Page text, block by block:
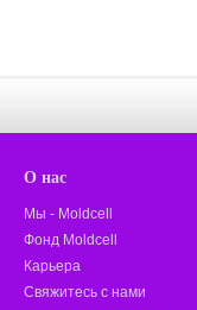
О нас
Мы - Moldcell
Фонд Moldcell
Карьера
Свяжитесь с нами